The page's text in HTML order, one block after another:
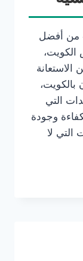
من أفضل
بالكويت،
التي
وجودة
التي لا